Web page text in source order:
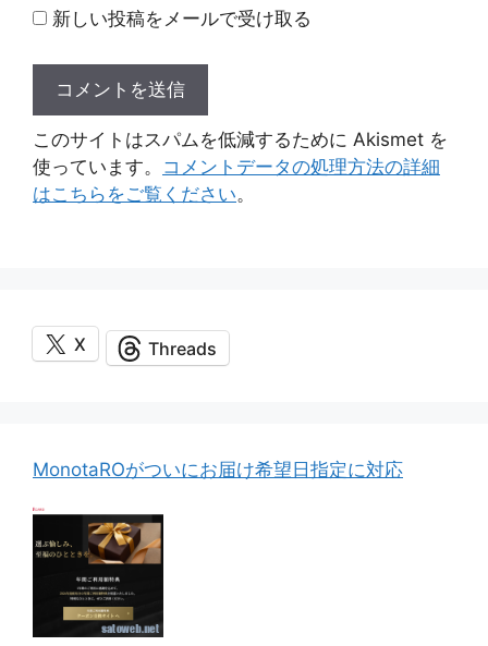
新しい投稿をメールで受け取る
このサイトはスパムを低減するために Akismet を
使っています。 コメントデータの処理方法の詳細
はこちらをご覧ください。
X Threads
MonotaROがついにお届け希望日指定に対応